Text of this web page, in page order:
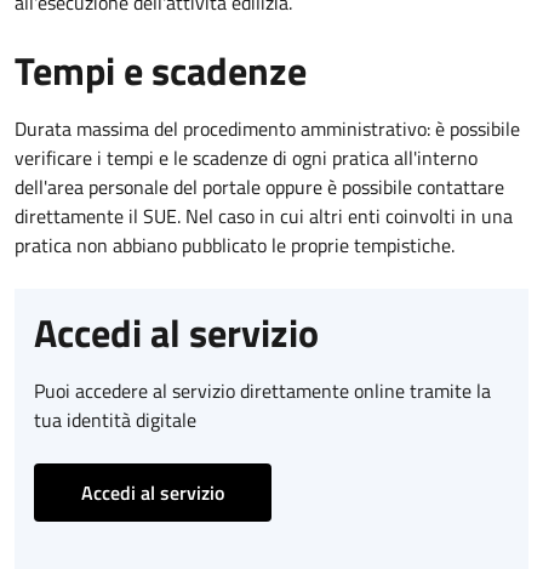
Tempi e scadenze
Durata massima del procedimento amministrativo: è possibile
verificare i tempi e le scadenze di ogni pratica all'interno
dell'area personale del portale oppure è possibile contattare
direttamente il SUE. Nel caso in cui altri enti coinvolti in una
pratica non abbiano pubblicato le proprie tempistiche.
Accedi al servizio
Puoi accedere al servizio direttamente online tramite la
tua identità digitale
Accedi al servizio